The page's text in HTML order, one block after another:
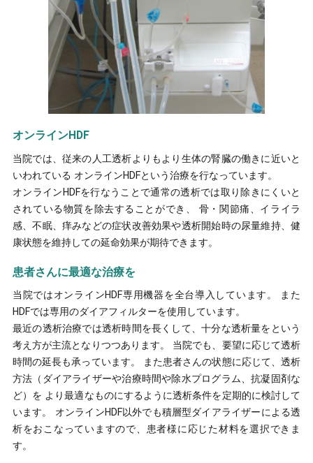
オンラインHDF
当院では、従来の人工透析よりもより生体の腎臓の働きに近いと
いわれている オンラインHDFという治療を行なっています。
オンラインHDFを行なうことで通常の透析では取り除きにくいと
されている物質を除去することができ、 骨・関節痛、イライラ
感、不眠、痒みなどの症状改善効果や透析開始時の尿量維持、健
康状態を維持しての延命効果が期待できます。
患者さんに最適な治療を
当院ではオンラインHDF専用機器を全台導入しています。 また
HDFでは専用のダイアフィルターを使用しています。
最近の透析治療では透析時間を長くして、十分な透析量をという
考え方が主流となりつつあります。 当院でも、要望に応じて透析
時間の延長も承っています。 また患者さんの状態に応じて、透析
方法（ダイアライザーや治療時間や除水プログラム、抗凝固剤な
ど）を より最適なものにするように透析条件を定期的に検討して
います。 オンラインHDF以外でも積層型ダイアライザーによる透
析をおこなっていますので、患者様に応じた材料を選択できま
す。